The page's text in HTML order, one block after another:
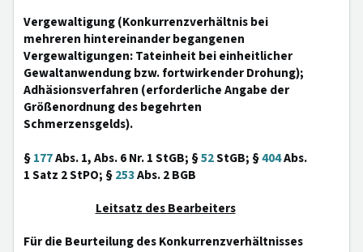
Vergewaltigung (Konkurrenzverhältnis bei
mehreren hintereinander begangenen
Vergewaltigungen: Tateinheit bei einheitlicher
Gewaltanwendung bzw. fortwirkender Drohung);
Adhäsionsverfahren (erforderliche Angabe der
Größenordnung des begehrten
Schmerzensgelds).
§177Abs. 1, Abs. 6 Nr. 1 StGB; §52StGB; §404Abs.
1 Satz 2 StPO; §253Abs. 2 BGB
Leitsatz des Bearbeiters
Für die Beurteilung des Konkurrenzverhältnisses